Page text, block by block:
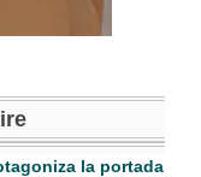
la portada